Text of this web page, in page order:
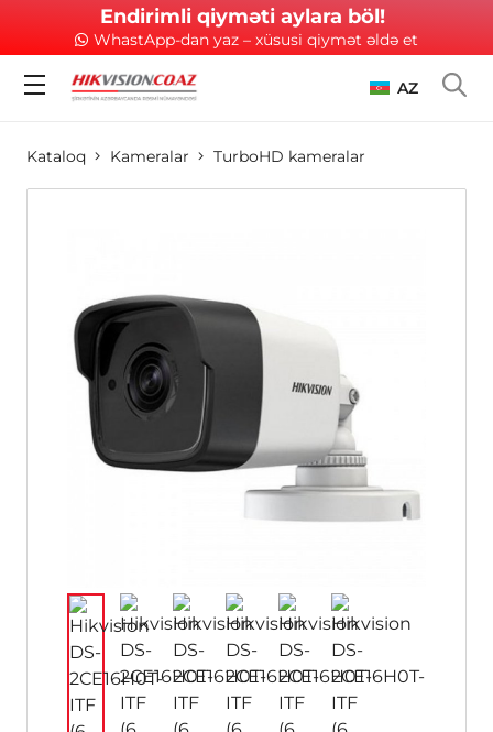
Endirimli qiyməti aylara böl!
WhastApp-dan yaz – xüsusi qiymət əldə et
AZ
Kataloq Kameralar TurboHD kameralar